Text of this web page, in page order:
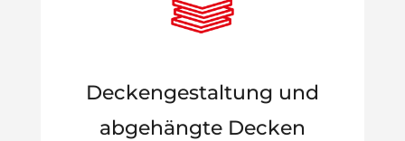
Deckengestaltung und
abgehängte Decken